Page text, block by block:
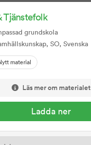
Tjänstefolk
grundskola
SO, Svenska
material
Läs mer om materialet
Ladda ner